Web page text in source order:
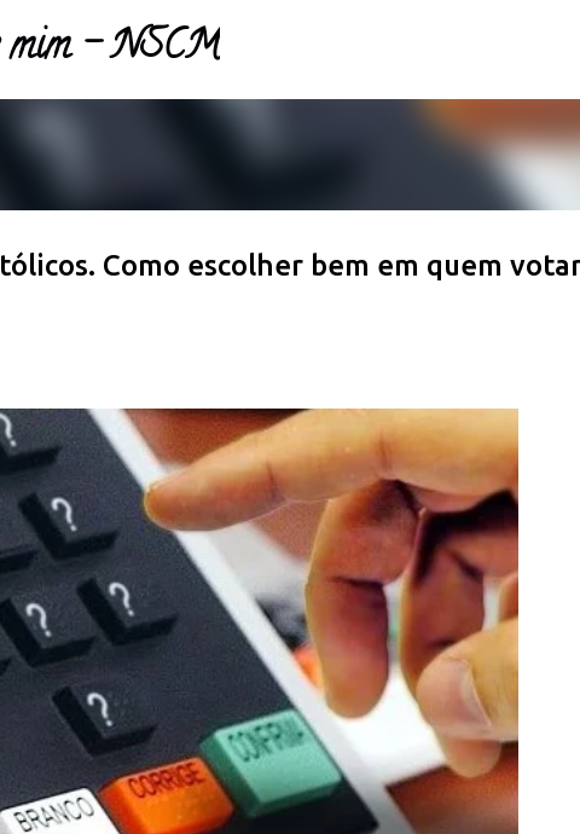
mim - NSCM
Como escolher bem em quem